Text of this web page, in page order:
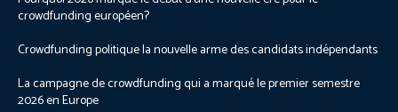
crowdfunding européen?
Crowdfunding politique la nouvelle arme des candidats indépendants
La campagne de crowdfunding qui a marqué le premier semestre
2026 en Europe